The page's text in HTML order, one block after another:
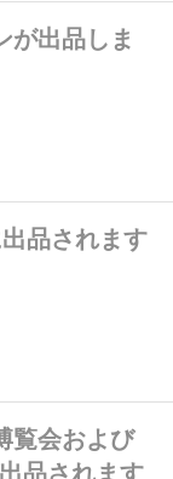
が出品しま
品されます
覧会および
品されます